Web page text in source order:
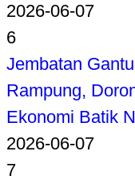
2026-06-07
6
Jembatan
Rampung,
Ekonomi Batik
2026-06-07
7